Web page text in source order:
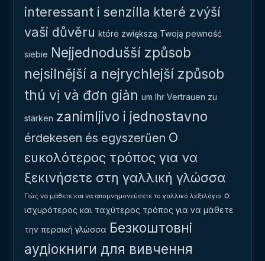
interessant i senzilla které zvýší
vaši důvěru które zwiększą Twoją pewność
siebie Nejjednodušší způsob
nejsilnější a nejrychlejší způsob
thú vị và đơn giản um Ihr Vertrauen zu
stärken zanimljivo i jednostavno
érdekesen és egyszerűen Ο
ευκολότερος τρόπος για να
ξεκινήσετε στη γαλλική γλώσσα
Πώς να μάθετε και να απομνημονεύσετε το γαλλικό λεξιλόγιο ο
ισχυρότερος και ταχύτερος τρόπος για να μάθετε
την περσική γλώσσα Безкоштовні
аудіокниги для вивчення